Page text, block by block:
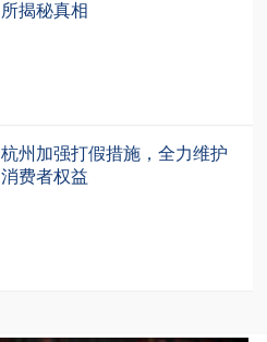
所揭秘真相
杭州加强打假措施，全力维护
消费者权益